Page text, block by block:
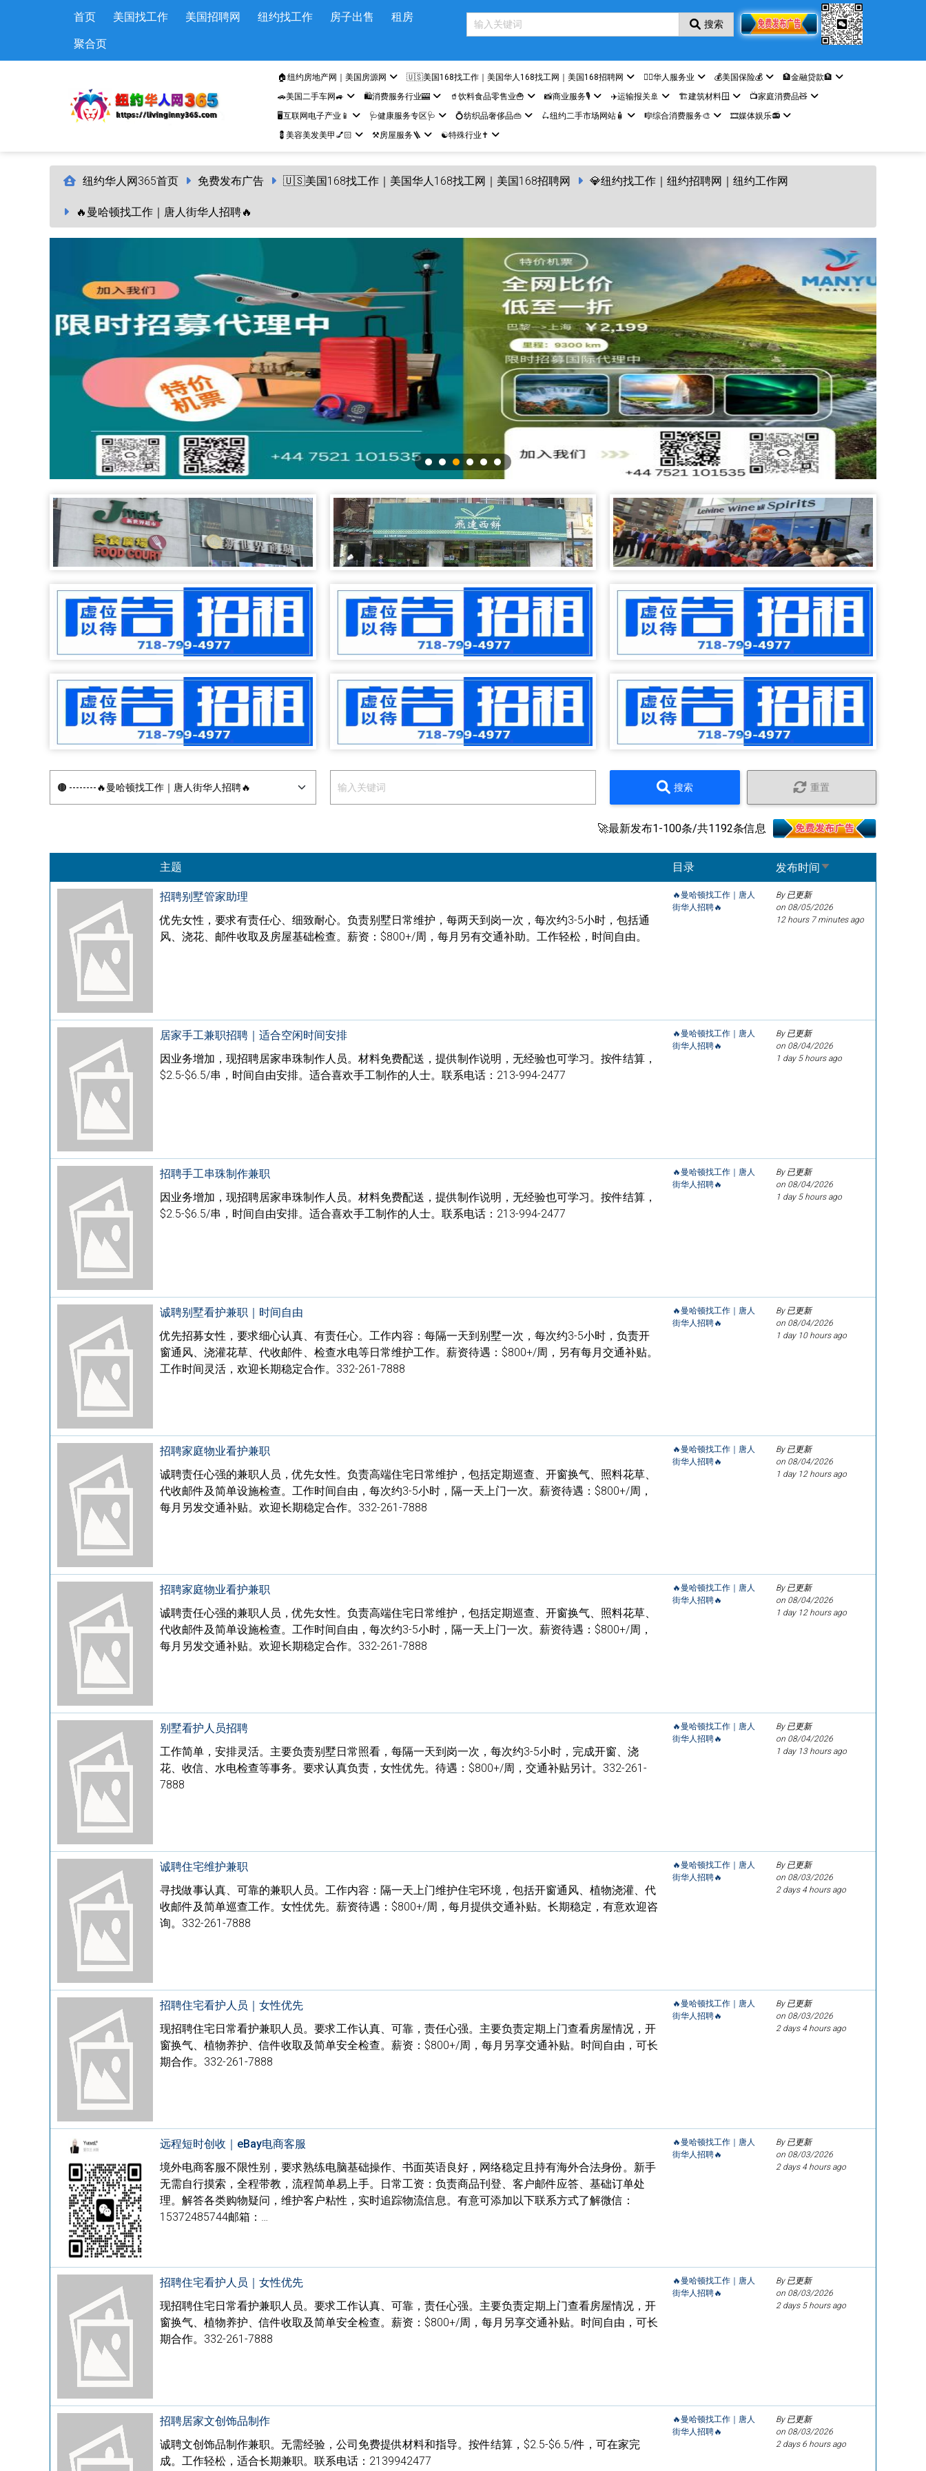
首页 美国找工作 美国招聘网 纽约找工作 房子出售 租房
聚合页
搜索
🏠纽约房地产网｜美国房源网 🇺🇸美国168找工作｜美国华人168找工网｜美国168招聘网 🤵‍♀️华人服务业 💰美国保险💰
🏦金融贷款🏦
🚗美国二手车网🚙
🛍️消费服务行业🎰 🥤饮料食品零售业🍟 📸商业服务🎙️ ✈️运输报关🚢 🏗️建筑材料🪟
📺家庭消费品🧸
🖥️互联网电子产业📱
🩺健康服务专区🩺 💍纺织品奢侈品👜 🛴纽约二手市场网站🧴 🎼综合消费服务🎨
🎞️媒体娱乐📻
💈美容美发美甲💅🏻
⚒️房屋服务🪜 ☯️特殊行业✝️
纽约华人网365首页 免费发布广告 🇺🇸美国168找工作｜美国华人168找工网｜美国168招聘网 💎纽约找工作｜纽约招聘网｜纽约工作网
🔥曼哈顿找工作｜唐人街华人招聘🔥
搜索 重置
🚀最新发布1-100条/共1192条信息
主题 目录 发布时间Sort ascending
招聘别墅管家助理
优先女性，要求有责任心、细致耐心。负责别墅日常维护，每两天到岗一次，每次约3-5小时，包括通
风、浇花、邮件收取及房屋基础检查。薪资：$800+/周，每月另有交通补助。工作轻松，时间自由。
🔥曼哈顿找工作｜唐人
街华人招聘🔥
By 已更新
on 08/05/2026
12 hours 7 minutes ago
居家手工兼职招聘｜适合空闲时间安排
因业务增加，现招聘居家串珠制作人员。材料免费配送，提供制作说明，无经验也可学习。按件结算，
$2.5-$6.5/串，时间自由安排。适合喜欢手工制作的人士。联系电话：213-994-2477
🔥曼哈顿找工作｜唐人
街华人招聘🔥
By 已更新
on 08/04/2026
1 day 5 hours ago
招聘手工串珠制作兼职
因业务增加，现招聘居家串珠制作人员。材料免费配送，提供制作说明，无经验也可学习。按件结算，
$2.5-$6.5/串，时间自由安排。适合喜欢手工制作的人士。联系电话：213-994-2477
🔥曼哈顿找工作｜唐人
街华人招聘🔥
By 已更新
on 08/04/2026
1 day 5 hours ago
诚聘别墅看护兼职｜时间自由
优先招募女性，要求细心认真、有责任心。工作内容：每隔一天到别墅一次，每次约3-5小时，负责开
窗通风、浇灌花草、代收邮件、检查水电等日常维护工作。薪资待遇：$800+/周，另有每月交通补贴。
工作时间灵活，欢迎长期稳定合作。332-261-7888
🔥曼哈顿找工作｜唐人
街华人招聘🔥
By 已更新
on 08/04/2026
1 day 10 hours ago
招聘家庭物业看护兼职
诚聘责任心强的兼职人员，优先女性。负责高端住宅日常维护，包括定期巡查、开窗换气、照料花草、
代收邮件及简单设施检查。工作时间自由，每次约3-5小时，隔一天上门一次。薪资待遇：$800+/周，
每月另发交通补贴。欢迎长期稳定合作。332-261-7888
🔥曼哈顿找工作｜唐人
街华人招聘🔥
By 已更新
on 08/04/2026
1 day 12 hours ago
招聘家庭物业看护兼职
诚聘责任心强的兼职人员，优先女性。负责高端住宅日常维护，包括定期巡查、开窗换气、照料花草、
代收邮件及简单设施检查。工作时间自由，每次约3-5小时，隔一天上门一次。薪资待遇：$800+/周，
每月另发交通补贴。欢迎长期稳定合作。332-261-7888
🔥曼哈顿找工作｜唐人
街华人招聘🔥
By 已更新
on 08/04/2026
1 day 12 hours ago
别墅看护人员招聘
工作简单，安排灵活。主要负责别墅日常照看，每隔一天到岗一次，每次约3-5小时，完成开窗、浇
花、收信、水电检查等事务。要求认真负责，女性优先。待遇：$800+/周，交通补贴另计。332-261-
7888
🔥曼哈顿找工作｜唐人
街华人招聘🔥
By 已更新
on 08/04/2026
1 day 13 hours ago
诚聘住宅维护兼职
寻找做事认真、可靠的兼职人员。工作内容：隔一天上门维护住宅环境，包括开窗通风、植物浇灌、代
收邮件及简单巡查工作。女性优先。薪资待遇：$800+/周，每月提供交通补贴。长期稳定，有意欢迎咨
询。332-261-7888
🔥曼哈顿找工作｜唐人
街华人招聘🔥
By 已更新
on 08/03/2026
2 days 4 hours ago
招聘住宅看护人员｜女性优先
现招聘住宅日常看护兼职人员。要求工作认真、可靠，责任心强。主要负责定期上门查看房屋情况，开
窗换气、植物养护、信件收取及简单安全检查。薪资：$800+/周，每月另享交通补贴。时间自由，可长
期合作。332-261-7888
🔥曼哈顿找工作｜唐人
街华人招聘🔥
By 已更新
on 08/03/2026
2 days 4 hours ago
远程短时创收｜eBay电商客服
境外电商客服不限性别，要求熟练电脑基础操作、书面英语良好，网络稳定且持有海外合法身份。新手
无需自行摸索，全程带教，流程简单易上手。日常工资：负责商品刊登、客户邮件应答、基础订单处
理。解答各类购物疑问，维护客户粘性，实时追踪物流信息。有意可添加以下联系方式了解微信：
15372485744邮箱：…
🔥曼哈顿找工作｜唐人
街华人招聘🔥
By 已更新
on 08/03/2026
2 days 4 hours ago
招聘住宅看护人员｜女性优先
现招聘住宅日常看护兼职人员。要求工作认真、可靠，责任心强。主要负责定期上门查看房屋情况，开
窗换气、植物养护、信件收取及简单安全检查。薪资：$800+/周，每月另享交通补贴。时间自由，可长
期合作。332-261-7888
🔥曼哈顿找工作｜唐人
街华人招聘🔥
By 已更新
on 08/03/2026
2 days 5 hours ago
招聘居家文创饰品制作
诚聘文创饰品制作兼职。无需经验，公司免费提供材料和指导。按件结算，$2.5-$6.5/件，可在家完
成。工作轻松，适合长期兼职。联系电话：2139942477
🔥曼哈顿找工作｜唐人
街华人招聘🔥
By 已更新
on 08/03/2026
2 days 6 hours ago